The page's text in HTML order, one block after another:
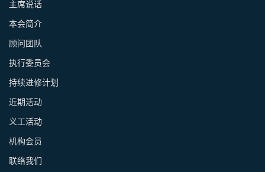
主席说话
本会简介
顾问团队
执行委员会
持续进修计划
近期活动
义工活动
机构会员
联络我们